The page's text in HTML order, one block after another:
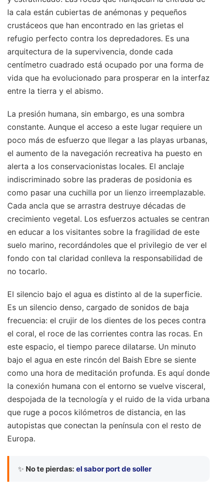
la cala están cubiertas de anémonas y pequeños
crustáceos que han encontrado en las grietas el
refugio perfecto contra los depredadores. Es una
arquitectura de la supervivencia, donde cada
centímetro cuadrado está ocupado por una forma de
vida que ha evolucionado para prosperar en la interfaz
entre la tierra y el abismo.
La presión humana, sin embargo, es una sombra
constante. Aunque el acceso a este lugar requiere un
poco más de esfuerzo que llegar a las playas urbanas,
el aumento de la navegación recreativa ha puesto en
alerta a los conservacionistas locales. El anclaje
indiscriminado sobre las praderas de posidonia es
como pasar una cuchilla por un lienzo irreemplazable.
Cada ancla que se arrastra destruye décadas de
crecimiento vegetal. Los esfuerzos actuales se centran
en educar a los visitantes sobre la fragilidad de este
suelo marino, recordándoles que el privilegio de ver el
fondo con tal claridad conlleva la responsabilidad de
no tocarlo.
El silencio bajo el agua es distinto al de la superficie.
Es un silencio denso, cargado de sonidos de baja
frecuencia: el crujir de los dientes de los peces contra
el coral, el roce de las corrientes contra las rocas. En
este espacio, el tiempo parece dilatarse. Un minuto
bajo el agua en este rincón del Baish Ebre se siente
como una hora de meditación profunda. Es aquí donde
la conexión humana con el entorno se vuelve visceral,
despojada de la tecnología y el ruido de la vida urbana
que ruge a pocos kilómetros de distancia, en las
autopistas que conectan la península con el resto de
Europa.
✨ No te pierdas: el sabor port de soller